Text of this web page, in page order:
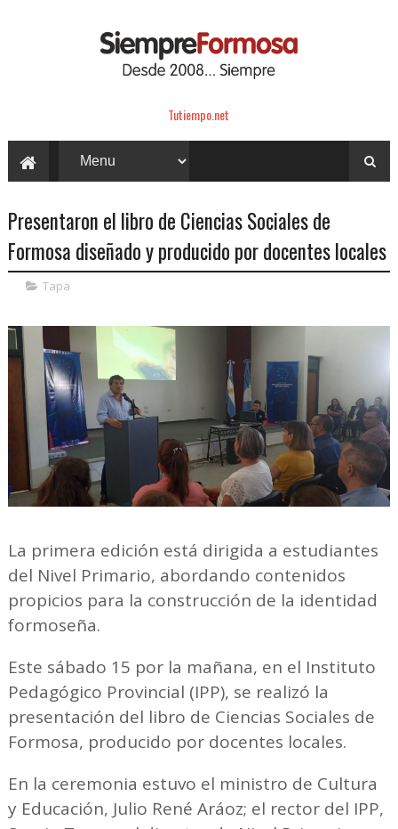
Tutiempo.net
Presentaron el libro de Ciencias Sociales de
Formosa diseñado y producido por docentes locales
Tapa
La primera edición está dirigida a estudiantes
del Nivel Primario, abordando contenidos
propicios para la construcción de la identidad
formoseña.
Este sábado 15 por la mañana, en el Instituto
Pedagógico Provincial (IPP), se realizó la
presentación del libro de Ciencias Sociales de
Formosa, producido por docentes locales.
En la ceremonia estuvo el ministro de Cultura
y Educación, Julio René Aráoz; el rector del IPP,